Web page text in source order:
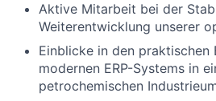
Aktive Mitarbeit bei der
Weiterentwicklung unserer
Einblicke in den praktischen
modernen ERP-Systems in
petrochemischen